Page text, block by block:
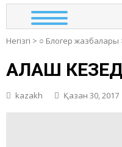
Негізгі > ○ Блогер жазбалары
АЛАШ
kazakh Қазан 30, 2017